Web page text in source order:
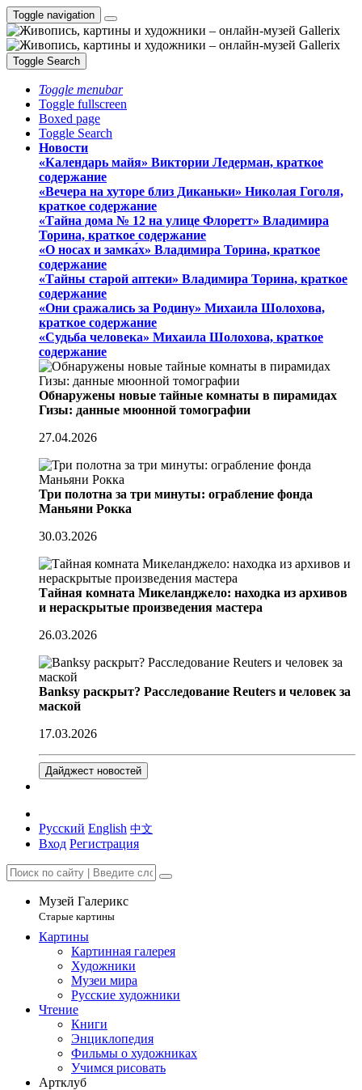
Toggle navigation
Toggle Search
Toggle menubar
Toggle fullscreen
Boxed page
Toggle Search
Новости
«Календарь майя» Виктории Ледерман, краткое
содержание
«Вечера на хуторе близ Диканьки» Николая Гоголя,
краткое содержание
«Тайна дома № 12 на улице Флоретт» Владимира
Торина, краткое содержание
«О носах и замка́х» Владимира Торина, краткое
содержание
«Тайны старой аптеки» Владимира Торина, краткое
содержание
«Они сражались за Родину» Михаила Шолохова,
краткое содержание
«Судьба человека» Михаила Шолохова, краткое
содержание
Обнаружены новые тайные комнаты в пирамидах
Гизы: данные мюонной томографии
27.04.2026
Три полотна за три минуты: ограбление фонда
Маньяни Рокка
30.03.2026
Тайная комната Микеланджело: находка из архивов
и нераскрытые произведения мастера
26.03.2026
Banksy раскрыт? Расследование Reuters и человек за
маской
17.03.2026
Дайджест новостей
Русский English 中文
Вход Регистрация
Музей Галерикс
Старые картины
Картины
Картинная галерея
Художники
Музеи мира
Русские художники
Чтение
Книги
Энциклопедия
Фильмы о художниках
Учимся рисовать
Артклуб